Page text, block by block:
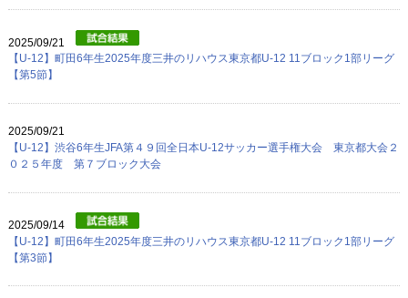
2025/09/21
【U-12】町田6年生2025年度三井のリハウス東京都U-12 11ブロック1部リーグ
【第5節】
2025/09/21
【U-12】渋谷6年生JFA第４９回全日本U-12サッカー選手権大会 東京都大会２
０２５年度 第７ブロック大会
2025/09/14
【U-12】町田6年生2025年度三井のリハウス東京都U-12 11ブロック1部リーグ
【第3節】